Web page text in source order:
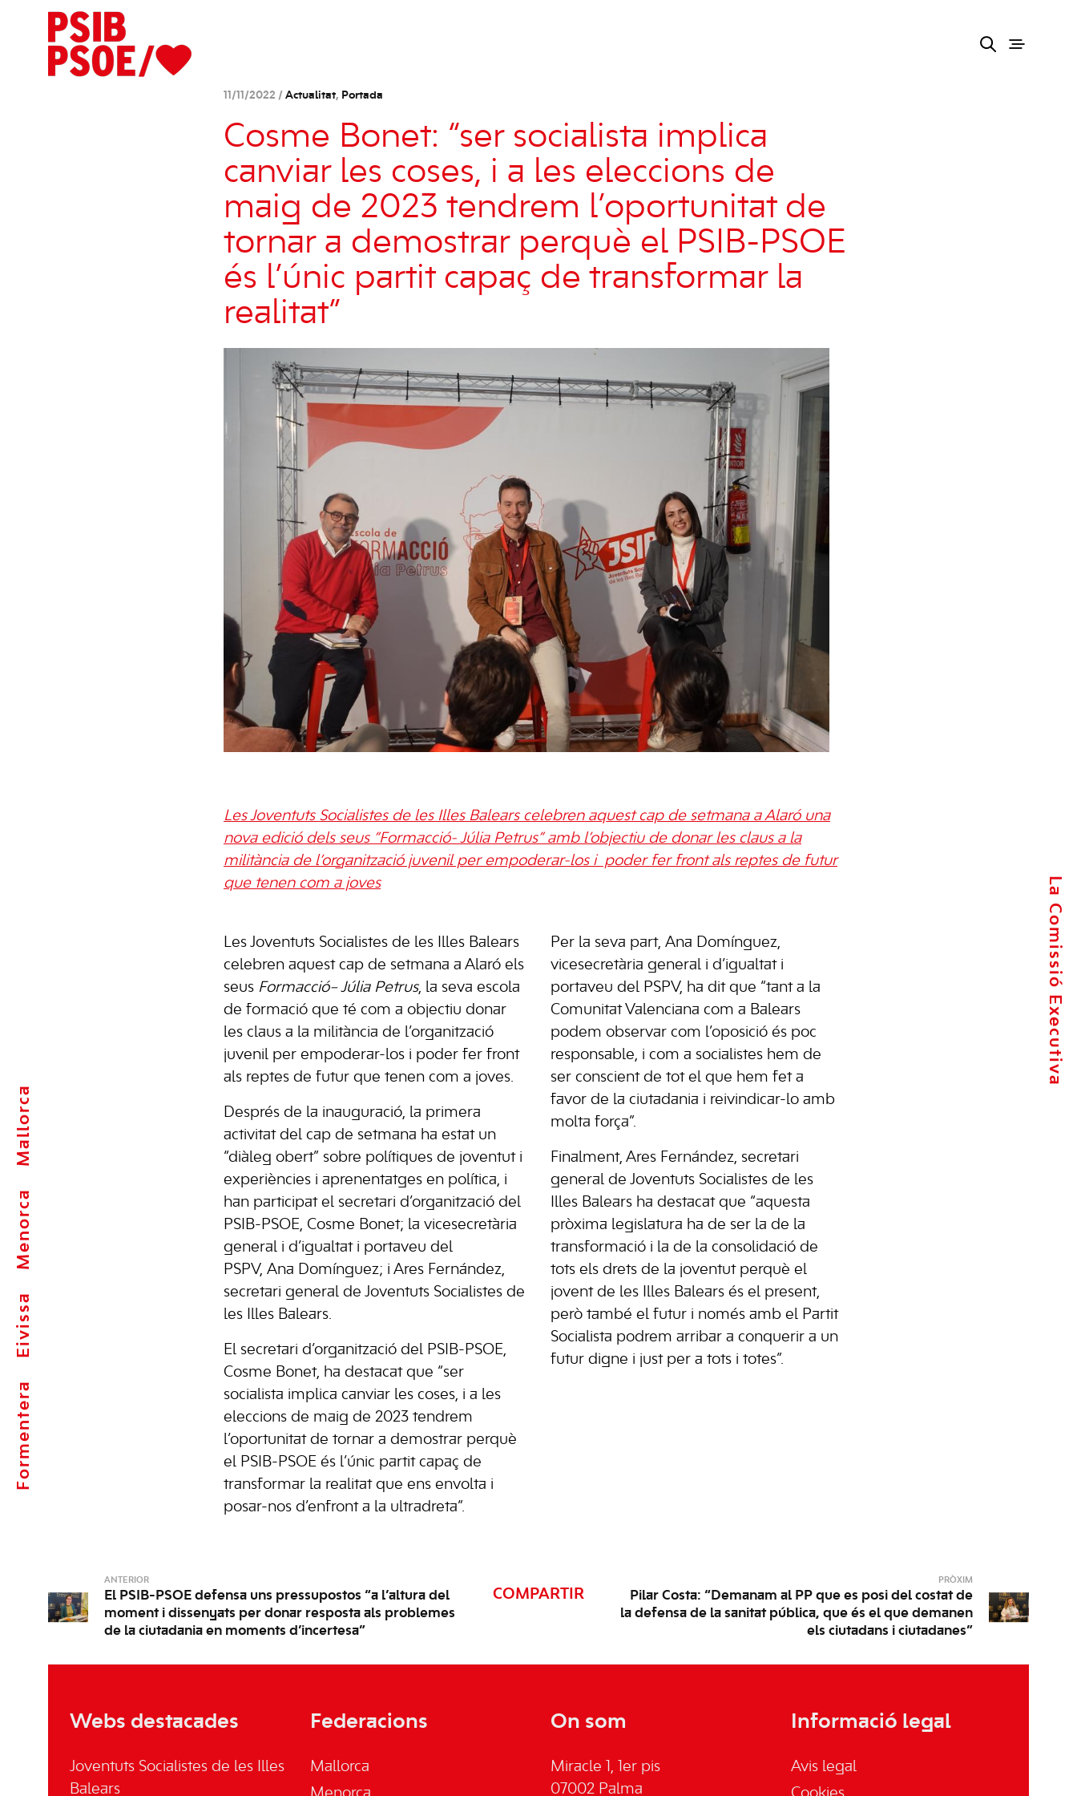
Formentera
Eivissa
Menorca
Mallorca
La Comissió Executiva
11/11/2022 / Actualitat, Portada
Cosme Bonet: “ser socialista implica
canviar les coses, i a les eleccions de
maig de 2023 tendrem l’oportunitat de
tornar a demostrar perquè el PSIB-PSOE
és l’únic partit capaç de transformar la
realitat”
Les Joventuts Socialistes de les Illes Balears celebren aquest cap de setmana a Alaró una
nova edició dels seus “Formacció- Júlia Petrus” amb l’objectiu de donar les claus a la
militància de l’organització juvenil per empoderar-los i poder fer front als reptes de futur
que tenen com a joves
Les Joventuts Socialistes de les Illes Balears
celebren aquest cap de setmana a Alaró els
seus Formacció– Júlia Petrus, la seva escola
de formació que té com a objectiu donar
les claus a la militància de l’organització
juvenil per empoderar-los i poder fer front
als reptes de futur que tenen com a joves.
Després de la inauguració, la primera
activitat del cap de setmana ha estat un
“diàleg obert” sobre polítiques de joventut i
experiències i aprenentatges en política, i
han participat el secretari d’organització del
PSIB-PSOE, Cosme Bonet; la vicesecretària
general i d’igualtat i portaveu del
PSPV, Ana Domínguez; i Ares Fernández,
secretari general de Joventuts Socialistes de
les Illes Balears.
El secretari d’organització del PSIB-PSOE,
Cosme Bonet, ha destacat que “ser
socialista implica canviar les coses, i a les
eleccions de maig de 2023 tendrem
l’oportunitat de tornar a demostrar perquè
el PSIB-PSOE és l’únic partit capaç de
transformar la realitat que ens envolta i
posar-nos d’enfront a la ultradreta”.
Per la seva part, Ana Domínguez,
vicesecretària general i d’igualtat i
portaveu del PSPV, ha dit que “tant a la
Comunitat Valenciana com a Balears
podem observar com l’oposició és poc
responsable, i com a socialistes hem de
ser conscient de tot el que hem fet a
favor de la ciutadania i reivindicar-lo amb
molta força”.
Finalment, Ares Fernández, secretari
general de Joventuts Socialistes de les
Illes Balears ha destacat que “aquesta
pròxima legislatura ha de ser la de la
transformació i la de la consolidació de
tots els drets de la joventut perquè el
jovent de les Illes Balears és el present,
però també el futur i només amb el Partit
Socialista podrem arribar a conquerir a un
futur digne i just per a tots i totes”.
ANTERIOR
El PSIB-PSOE defensa uns pressupostos “a l’altura del
moment i dissenyats per donar resposta als problemes
de la ciutadania en moments d’incertesa”
COMPARTIR
PRÒXIM
Pilar Costa: “Demanam al PP que es posi del costat de
la defensa de la sanitat pública, que és el que demanen
els ciutadans i ciutadanes”
Webs destacades
Joventuts Socialistes de les Illes
Balears
Federacions
Mallorca
On som
Miracle 1, 1er pis
07002 Palma
Informació legal
Avis legal